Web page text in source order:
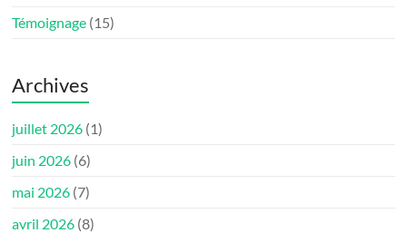
Témoignage (15)
Archives
juillet 2026 (1)
juin 2026 (6)
mai 2026 (7)
avril 2026 (8)